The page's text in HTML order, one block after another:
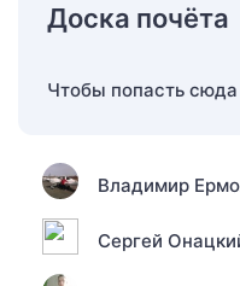
Доска почёта
Чтобы попасть сюда
Владимир
Сергей